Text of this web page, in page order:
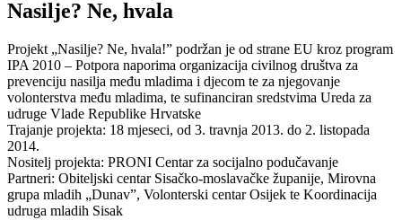
Nasilje? Ne, hvala
Projekt „Nasilje? Ne, hvala!” podržan je od strane EU kroz program
IPA 2010 – Potpora naporima organizacija civilnog društva za
prevenciju nasilja među mladima i djecom te za njegovanje
volonterstva među mladima, te sufinanciran sredstvima Ureda za
udruge Vlade Republike Hrvatske
Trajanje projekta: 18 mjeseci, od 3. travnja 2013. do 2. listopada
2014.
Nositelj projekta: PRONI Centar za socijalno podučavanje
Partneri: Obiteljski centar Sisačko-moslavačke županije, Mirovna
grupa mladih „Dunav”, Volonterski centar Osijek te Koordinacija
udruga mladih Sisak